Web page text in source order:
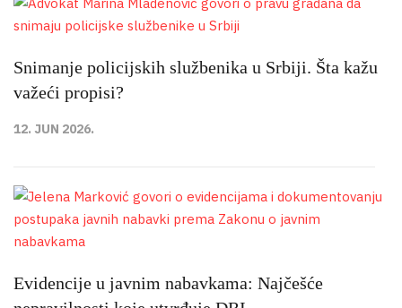
Snimanje policijskih službenika u Srbiji. Šta kažu
važeći propisi?
12. JUN 2026.
Evidencije u javnim nabavkama: Najčešće